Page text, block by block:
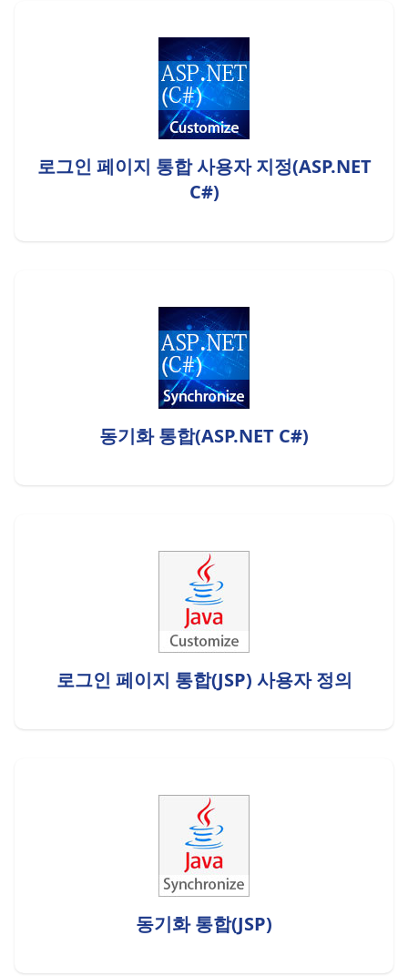
로그인 페이지 통합 사용자 지정(ASP.NET
C#)
동기화 통합(ASP.NET C#)
로그인 페이지 통합(JSP) 사용자 정의
동기화 통합(JSP)